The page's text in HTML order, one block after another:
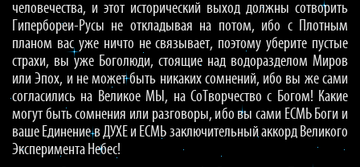
человечества, и этот исторический выход должны сотворить
Гипербореи-Русы не откладывая на потом, ибо с Плотным
планом вас уже ничто не связывает, поэтому уберите пустые
страхи, вы уже Боголюди, стоящие над водоразделом Миров
или Эпох, и не может быть никаких сомнений, ибо вы же сами
согласились на Великое МЫ, на СоТворчество с Богом! Какие
могут быть сомнения или разговоры, ибо вы сами ЕСМЬ Боги и
ваше Единение в ДУХЕ и ЕСМЬ заключительный аккорд Великого
Эксперимента Небес!